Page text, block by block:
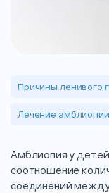
Причины ленивого
Лечение
Амблиопия у
соотношение
соединений между